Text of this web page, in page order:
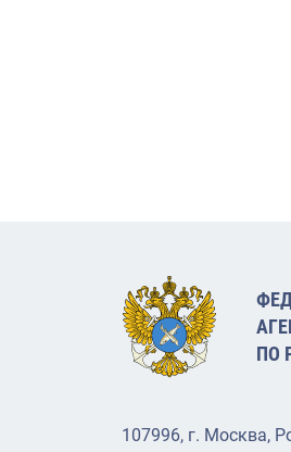
ПО
107996, г. Москва,